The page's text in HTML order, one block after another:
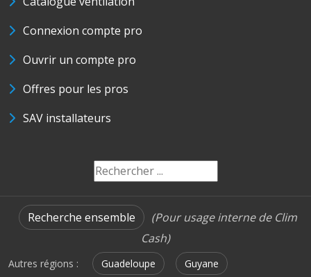
Connexion compte pro
Ouvrir un compte pro
Offres pour les pros
SAV installateurs
Recherche ensemble
(Pour usage interne de Clim
Cash)
Autres régions : Guadeloupe Guyane